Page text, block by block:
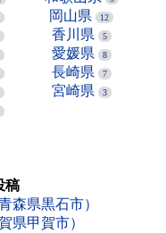
岡山県 12
香川県 5
愛媛県 8
長崎県 7
宮崎県 3
稿
森県黒石市）
県甲賀市）